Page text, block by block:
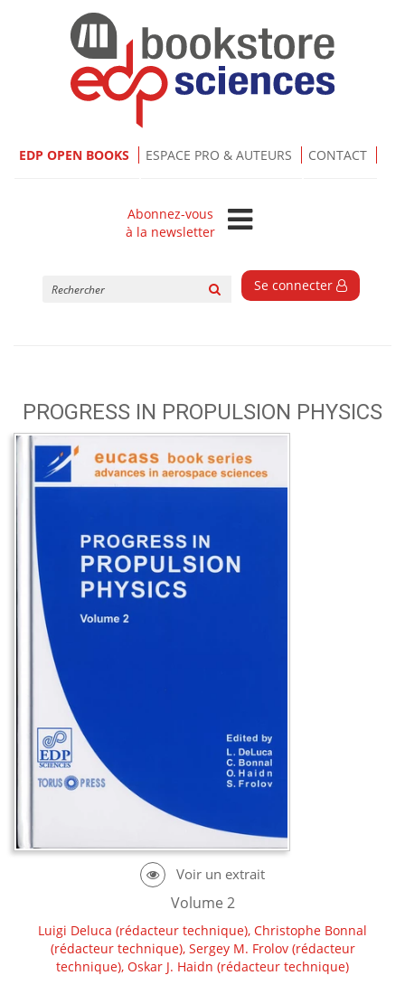
EDP OPEN BOOKS ESPACE PRO & AUTEURS CONTACT
Abonnez-vous
à la newsletter
Se connecter
PROGRESS IN PROPULSION PHYSICS
Volume 2
Luigi Deluca (rédacteur technique), Christophe Bonnal
(rédacteur technique), Sergey M. Frolov(rédacteur
technique), Oskar J. Haidn (rédacteur technique)